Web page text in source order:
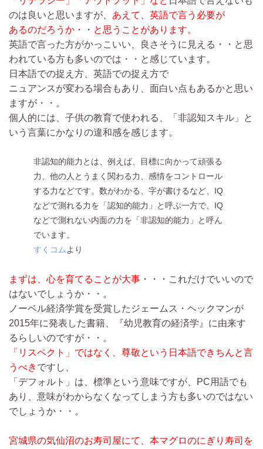
のは良いと思いますが、 あえて、英語で言う必要が
あるのだろうか ・・ と思うことがあります。
英語で言った方がかっこいい、良さそうに見える・・と思
われている方も多いのでは・・と感じています。
日本語での捉え方、英語での捉え方で
ニュアンスが変わる場合もあり、面白い点もあるかと思い
ますが・・。
個人的には、子供の教育で使われる、「非認知スキル」と
いう言葉にかなりの違和感を感じます。
非認知的能力とは、例えば、目標に向かって頑張る
力、他の人とうまく関わる力、感情をコントロール
する力などです。数がわかる、字が書けるなど、IQ
などで測れる力を「認知的能力」と呼ぶ一方で、IQ
などで測れない内面の力を「非認知的能力」と呼ん
でいます。
すくコム より
まずは、心を育てることが大事 ・・・これだけでいいので
はないでしょうか・・。
ノーベル経済学賞を受賞したジェームス・ヘックマンが
2015年に発表した書籍、『幼児教育の経済学』に由来す
るらしいのですが・・。
「リスペクト」ではなく、尊敬という日本語できちんと言
うべき ですし、
「デフォルト」は、標準という意味ですが、PC用語でも
あり、意味がわからなくなってしまう方も多いのではない
でしょうか・・。
宮城県の気仙沼のお寿司屋にて、本マグロのにぎり寿司を